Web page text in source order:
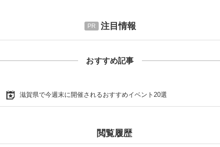
注目情報
おすすめ記事
滋賀県で今週末に開催されるおすすめイベント20選
閲覧履歴